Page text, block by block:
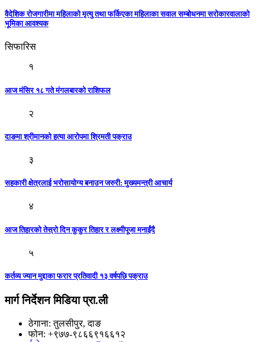
वैदेशिक रोजगारीमा महिलाको मृत्यु तथा फर्किएका महिलाका सवाल सम्बोधनमा सरोकारवालाको
भूमिका आवश्यक
सिफारिस
१
आज मंसिर १८ गते मंगलबारकाे राशिफल
२
दाङमा श्रीमानको हत्या आरोपमा श्रिमती पक्राउ
३
सहकारी क्षेत्रलाई भरोसायोग्य बनाउन जरुरी: मुख्यमन्त्री आचार्य
४
आज तिहारको तेस्रो दिन कुकुर तिहार र लक्ष्मीपूजा मनाईंदै
५
कर्तव्य ज्यान मुद्दाका फरार प्रतिवादी १३ वर्षपछि पक्राउ
मार्ग निर्देशन मिडिया प्रा.ली
ठेगाना: तुलसीपुर, दाङ
फोन: +९७७-९८६६९१६६१२